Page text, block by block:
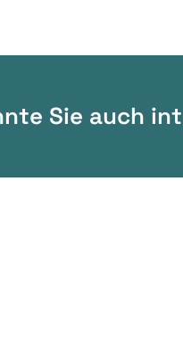
Sie auch